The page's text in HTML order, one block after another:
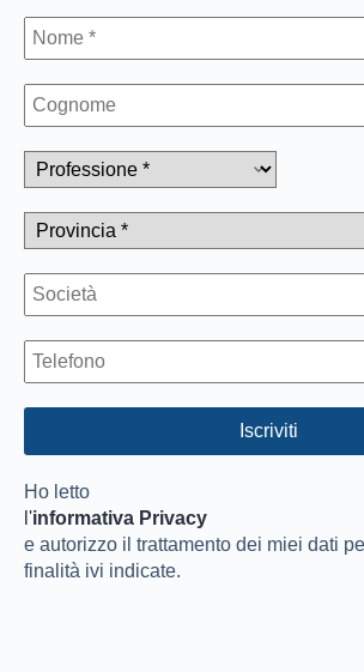
Ho letto
l'informativa Privacy
e autorizzo il trattamento dei miei dati
finalità ivi indicate.